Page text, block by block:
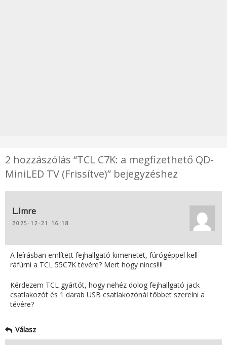
2 hozzászólás “TCL C7K: a megfizethető QD-
MiniLED TV (Frissítve)” bejegyzéshez
L.Imre
2025-12-21 16:18
A leírásban említett fejhallgató kimenetet, fúrógéppel kell
ráfúrni a TCL 55C7K tévére? Mert hogy nincs!!!!
Kérdezem TCL gyártót, hogy nehéz dolog fejhallgató jack
csatlakozót és 1 darab USB csatlakozónál többet szerelni a
tévére?
Válasz